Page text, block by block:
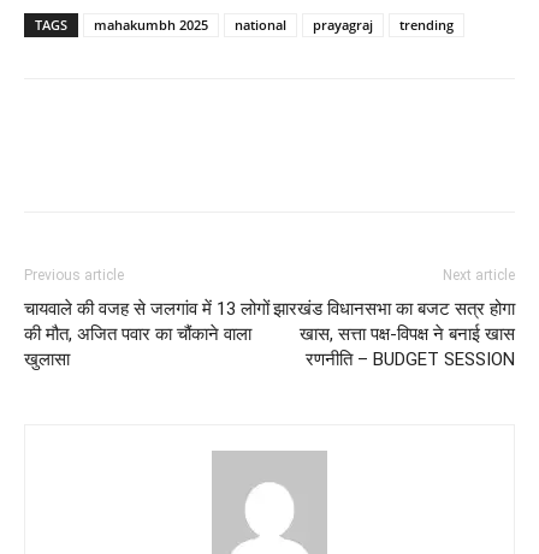
TAGS mahakumbh 2025 national prayagraj trending
Previous article
चायवाले की वजह से जलगांव में 13 लोगों
की मौत, अजित पवार का चौंकाने वाला
खुलासा
Next article
झारखंड विधानसभा का बजट सत्र होगा
खास, सत्ता पक्ष-विपक्ष ने बनाई खास
रणनीति – BUDGET SESSION